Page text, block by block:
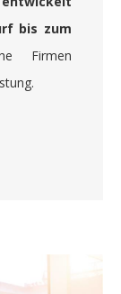
bis zum
Firmen